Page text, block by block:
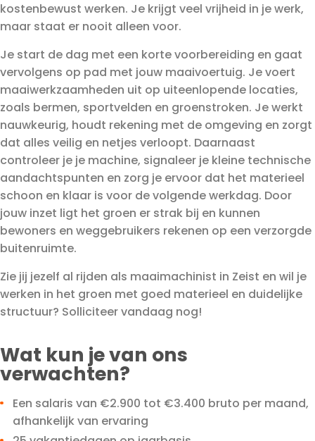
kostenbewust werken. Je krijgt veel vrijheid in je werk,
maar staat er nooit alleen voor.
Je start de dag met een korte voorbereiding en gaat
vervolgens op pad met jouw maaivoertuig. Je voert
maaiwerkzaamheden uit op uiteenlopende locaties,
zoals bermen, sportvelden en groenstroken. Je werkt
nauwkeurig, houdt rekening met de omgeving en zorgt
dat alles veilig en netjes verloopt. Daarnaast
controleer je je machine, signaleer je kleine technische
aandachtspunten en zorg je ervoor dat het materieel
schoon en klaar is voor de volgende werkdag. Door
jouw inzet ligt het groen er strak bij en kunnen
bewoners en weggebruikers rekenen op een verzorgde
buitenruimte.
Zie jij jezelf al rijden als maaimachinist in Zeist en wil je
werken in het groen met goed materieel en duidelijke
structuur? Solliciteer vandaag nog!
Wat kun je van ons
verwachten?
Een salaris van €2.900 tot €3.400 bruto per maand,
afhankelijk van ervaring